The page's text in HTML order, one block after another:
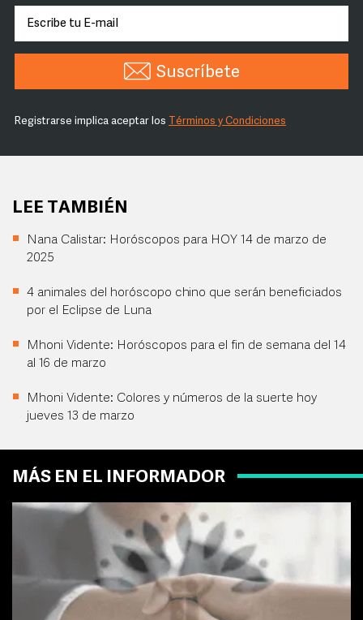
Suscríbete
Registrarse implica aceptar los Términos y Condiciones
LEE TAMBIÉN
Nana Calistar: Horóscopos para HOY 14 de marzo de
2025
4 animales del horóscopo chino que serán beneficiados
por el Eclipse de Luna
Mhoni Vidente: Horóscopos para el fin de semana del 14
al 16 de marzo
Mhoni Vidente: Colores y números de la suerte hoy
jueves 13 de marzo
MÁS EN EL INFORMADOR